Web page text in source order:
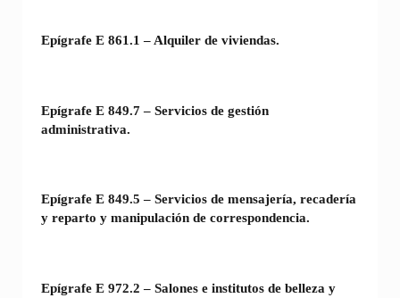
Epígrafe E 861.1 – Alquiler de viviendas.
Epígrafe E 849.7 – Servicios de gestión
administrativa.
Epígrafe E 849.5 – Servicios de mensajería, recadería
y reparto y manipulación de correspondencia.
Epígrafe E 972.2 – Salones e institutos de belleza y